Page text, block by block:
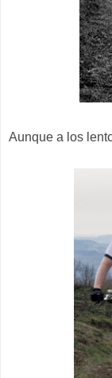
Aunque a los